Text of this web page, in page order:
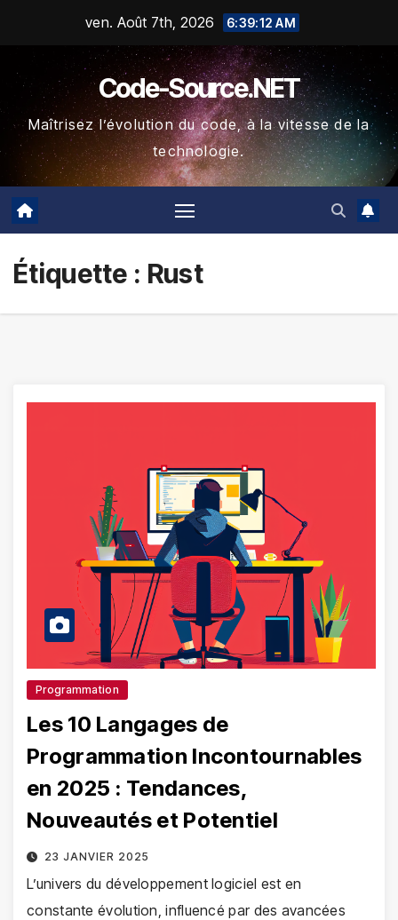
ven. Août 7th, 2026 6:39:13 AM
Code-Source.NET
Maîtrisez l’évolution du code, à la vitesse de la
technologie.
Étiquette : Rust
Programmation
Les 10 Langages de
Programmation Incontournables
en 2025 : Tendances,
Nouveautés et Potentiel
23 JANVIER 2025
L’univers du développement logiciel est en
constante évolution, influencé par des avancées